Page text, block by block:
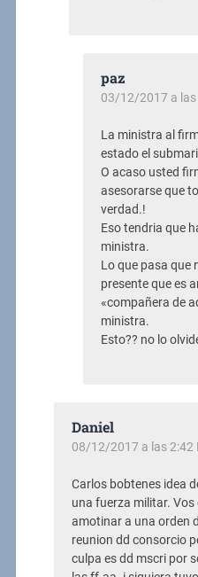
paz
03/12/2017 a las
La ministra al
estado el
O acaso usted
asesorarse que
verdad.!
Eso tendria que
ministra.
Lo que pasa que
presente que es
«compañera de
ministra.
Esto?? no lo
Daniel
08/12/2017 a las 2:42
Carlos bobtenes idea
una fuerza militar. Vos
amotinar a una orden
reunion dd consorcio
culpa es dd mscri por